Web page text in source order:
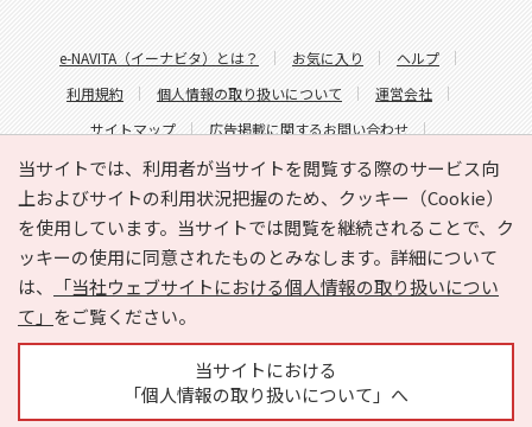
当サイトでは、利用者が当サイトを閲覧する際のサービス向
上およびサイトの利用状況把握のため、クッキー（Cookie）
を使用しています。当サイトでは閲覧を継続されることで、ク
ッキーの使用に同意されたものとみなします。詳細について
は、
「当社ウェブサイトにおける個人情報の取り扱いについ
て」 をご覧ください。
当サイトにおける
「個人情報の取り扱いについて」へ
e-NAVITA（イーナビタ）とは？ お気に入り
ヘルプ
利用規約
個人情報の取り扱いについて
運営会社
サイトマップ
広告掲載に関するお問い合わせ
サイトの内容に関するお問い合わせ
Copyright © HYOJITO.Co.,Ltd. All Rights Reserved.